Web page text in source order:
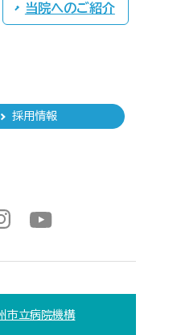
当院へのご紹介
採用情報
市立病院機構